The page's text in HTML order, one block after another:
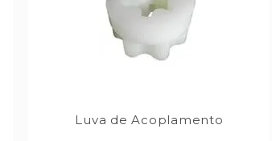
Luva de Acoplamento